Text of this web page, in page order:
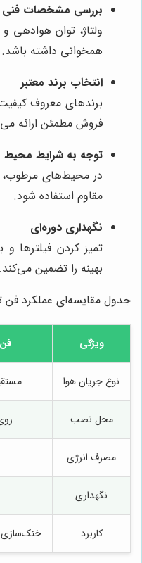
بررسی مشخصات فنی
ولتاژ، توان هوادهی
همخوانی داشته باشد.
انتخاب برند معتبر
برندهای معروف
فروش مطمئن ارائه
توجه به شرایط
در محیط‌های مرطوب،
مقاوم استفاده شود.
نگهداری دوره‌ای
تمیز کردن فیلترها
بهینه را تضمین می‌کند.
جدول مقایسه‌ای عملکرد فن
ویژگی
نوع جریان هوا
محل نصب
مصرف انرژی
نگهداری
کاربرد خنک‌سازی